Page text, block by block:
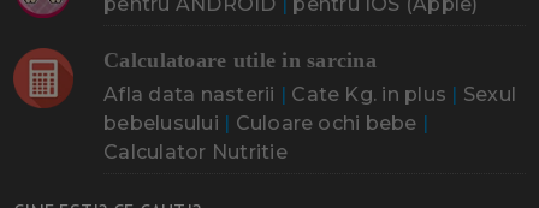
Calculatoare utile in sarcina
Afla data nasterii | Cate Kg. in plus | Sexul
bebelusului | Culoare ochi bebe |
Calculator Nutritie